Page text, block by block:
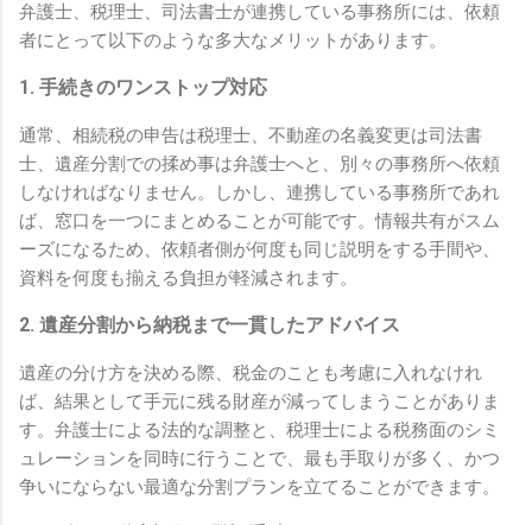
弁護士、 税理士、 司法書士が連携している事務所には、 依頼
者にとって以下のような多大なメリットがあります。
1. 手続きのワンストップ対応
通常、 相続税の申告は税理士、 不動産の名義変更は司法書
士、 遺産分割での揉め事は弁護士へと、 別々の事務所へ依頼
しなければなりません。
しかし、 連携している事務所であれ
ば、 窓口を一つにまとめることが可能です。 情報共有がスム
ーズになるため、 依頼者側が何度も同じ説明をする手間や、
資料を何度も揃える負担が軽減されます。
2. 遺産分割から納税まで一貫したアドバイス
遺産の分け方を決める際、 税金のことも考慮に入れなけれ
ば、 結果として手元に残る財産が減ってしまうことがありま
す。 弁護士による法的な調整と、 税理士による税務面のシミ
ュレーションを同時に行うことで、 最も手取りが多く、 かつ
争いにならない最適な分割プランを立てることができます。